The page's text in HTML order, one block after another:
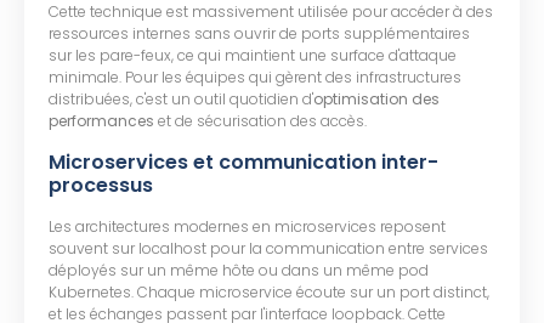
Cette technique est massivement utilisée pour accéder à des
ressources internes sans ouvrir de ports supplémentaires
sur les pare-feux, ce qui maintient une surface d'attaque
minimale. Pour les équipes qui gèrent des infrastructures
distribuées, c'est un outil quotidien d'optimisation des
performances et de sécurisation des accès.
Microservices et communication inter-
processus
Les architectures modernes en microservices reposent
souvent sur localhost pour la communication entre services
déployés sur un même hôte ou dans un même pod
Kubernetes. Chaque microservice écoute sur un port distinct,
et les échanges passent par l'interface loopback. Cette